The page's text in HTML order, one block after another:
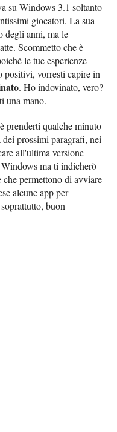
su Windows 3.1 soltanto
giocatori. La sua
degli anni, ma le
Scommetto che è
le tue esperienze
positivi, vorresti capire in
. Ho indovinato, vero?
una mano.
prenderti qualche minuto
prossimi paragrafi, nei
all'ultima versione
ma ti indicherò
che permettono di avviare
alcune app per
buon